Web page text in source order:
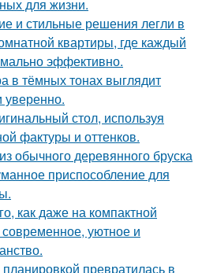
для жизни.
и стильные решения легли в
квартиры, где каждый
эффективно.
в тёмных тонах выглядит
уверенно.
стол, используя
фактуры и оттенков.
обычного деревянного бруска
приспособление для
как даже на компактной
уютное и
превратилась в